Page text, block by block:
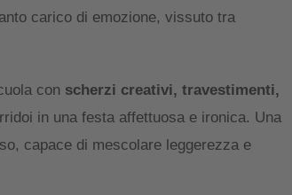
carico di emozione, vissuto tra
con scherzi creativi, travestimenti,
in una festa affettuosa e ironica. Una
capace di mescolare leggerezza e